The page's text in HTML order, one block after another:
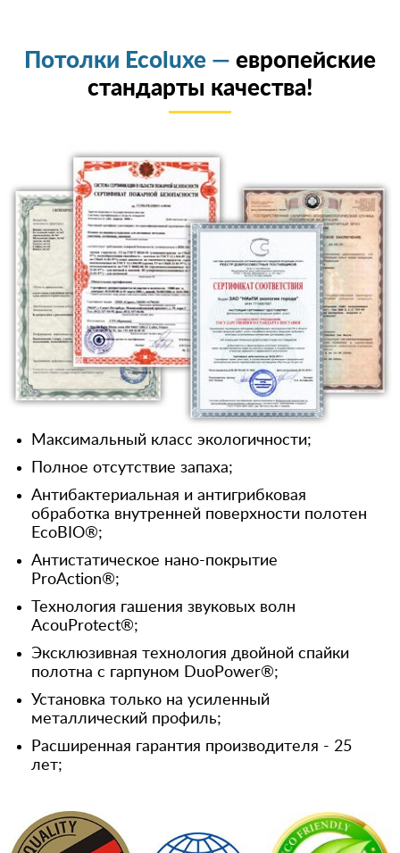
Потолки Ecoluxe — европейские
стандарты качества!
Максимальный класс экологичности;
Полное отсутствие запаха;
Антибактериальная и антигрибковая
обработка внутренней поверхности полотен
EcoBIO®;
Антистатическое нано-покрытие
ProAction®;
Технология гашения звуковых волн
AcouProtect®;
Эксклюзивная технология двойной спайки
полотна с гарпуном DuoPower®;
Установка только на усиленный
металлический профиль;
Расширенная гарантия производителя - 25
лет;